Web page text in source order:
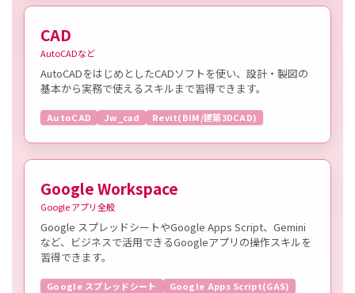
CAD
AutoCADなど
AutoCADをはじめとしたCADソフトを使い、設計・製図の
基本から実務で使えるスキルまで習得できます。
AutoCAD Jw_cad Revit(BIM/建築3DCAD)
Google Workspace
Google アプリ全般
Google スプレッドシートやGoogle Apps Script、Gemini
など、ビジネスで活用できるGoogleアプリの操作スキルを
習得できます。
Google スプレッドシート
Google Apps Script(GAS)